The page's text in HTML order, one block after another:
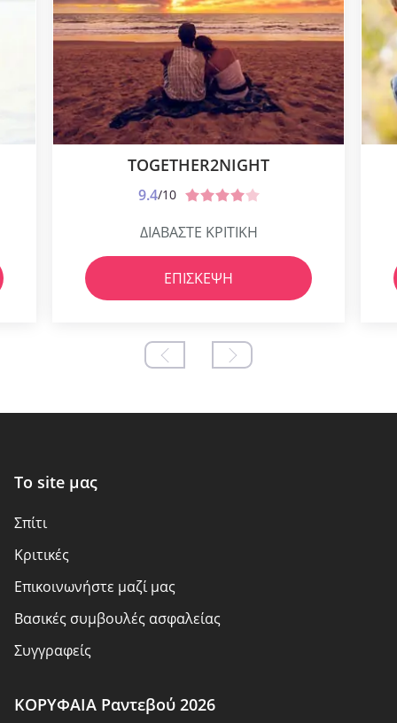
TOGETHER2NIGHT
9.4/10
ΔΙΑΒΑΣΤΕ ΚΡΙΤΙΚΗ
ΕΠΊΣΚΕΨΗ
Το site μας
Σπίτι
Kριτικές
Επικοινωνήστε μαζί μας
Βασικές συμβουλές ασφαλείας
Συγγραφείς
Ευθύνη
ΚΟΡΥΦΑΙΑ Ραντεβού 2026